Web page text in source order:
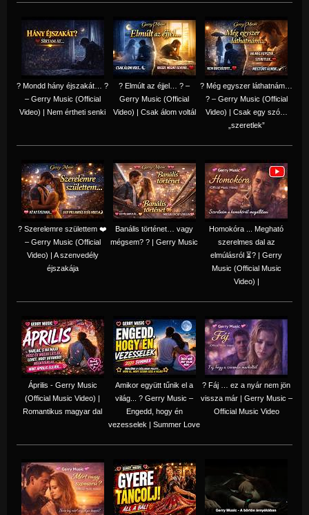
? Mondd hány éjszakát… ?
– Gerry Music (Official
Video) | Nem értheti senki
? Elmúlt az éjjel… ? –
Gerry Music (Official
Video) | Csak álom voltál
? Még egyszer láthatnám…
? – Gerry Music (Official
Video) | Csak egy szó…
„szeretlek”
? Szerelemre születtem ❤️
– Gerry Music (Official
Video) | A szenvedély
éjszakája
Banális történet… vagy
mégsem? ? | Gerry Music
Homokóra ... Megható
szerelmes dal az
elmúlásról ⏳? | Gerry
Music (Official Music
Video) |
Április - Gerry Music
(Official Music Video) |
Romantikus magyar dal
Amikor együtt tűnik el a
világ... ? Gerry Music –
Engedd, hogy én
vezesselek | Summer Love
? Fáj … ez a nyár nem jön
vissza már | Gerry Music –
Official Music Video